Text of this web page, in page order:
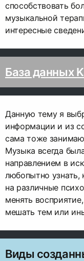
способствовать
музыкальной
интересные
База данных
Данную тему я
информации и из
сама тоже
Музыка всегда
направлением в
любопытно узнать,
на различные
менять
мешать тем или
Виды